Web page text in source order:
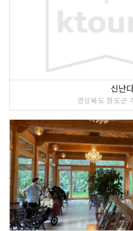
신난
경상북도 청도군